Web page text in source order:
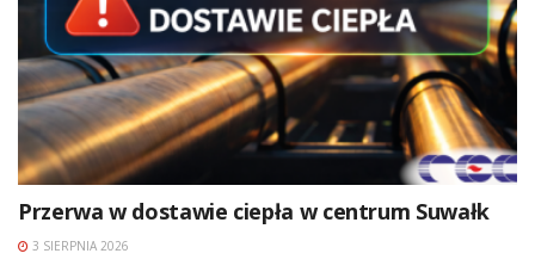
Przerwa w dostawie ciepła w centrum Suwałk
3 SIERPNIA 2026